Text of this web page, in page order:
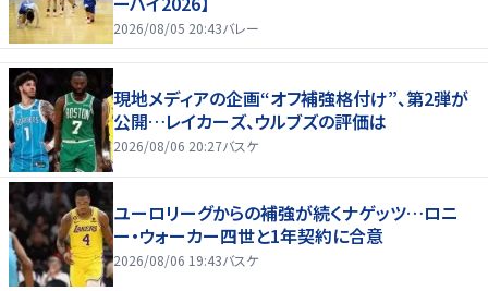
2026/08/05 20:43バレー
現地メディアの企画“オフ補強格付け”、第2弾が
公開…レイカーズ、ウルブズの評価は
2026/08/06 20:27バスケ
ユーロリーグからの補強が続くナゲッツ…ロニ
ー・ウォーカー四世と1年契約に合意
2026/08/06 19:43バスケ